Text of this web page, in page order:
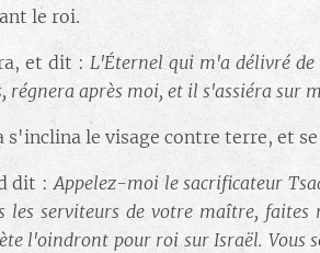
le roi.
et dit : L'Éternel qui m'a délivré
régnera après moi, et il s'assiéra
s'inclina le visage contre terre, et
dit :Appelez-moi le sacrificateur
les serviteurs de votre maître,
l'oindront pour roi sur Israël. Vous